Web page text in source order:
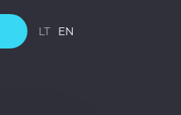
LT EN